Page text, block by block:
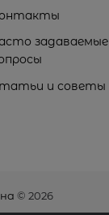
задаваемые
и советы
© 2026